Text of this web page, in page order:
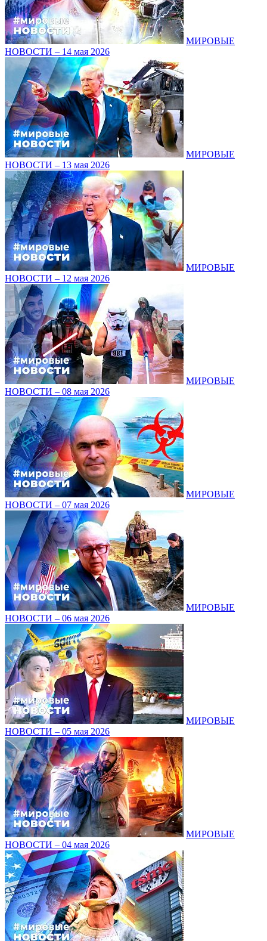
МИРОВЫЕ
НОВОСТИ – 14 мая 2026
МИРОВЫЕ
НОВОСТИ – 13 мая 2026
МИРОВЫЕ
НОВОСТИ – 12 мая 2026
МИРОВЫЕ
НОВОСТИ – 08 мая 2026
МИРОВЫЕ
НОВОСТИ – 07 мая 2026
МИРОВЫЕ
НОВОСТИ – 06 мая 2026
МИРОВЫЕ
НОВОСТИ – 05 мая 2026
МИРОВЫЕ
НОВОСТИ – 04 мая 2026